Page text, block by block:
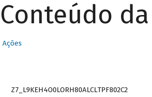
Conteúdo
Ações
Z7_L9KEH4O0LORH80ALCLTPF802C2